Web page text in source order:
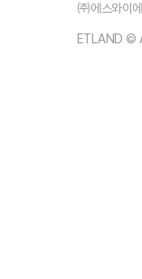
㈜에스와이
ETLAND ©